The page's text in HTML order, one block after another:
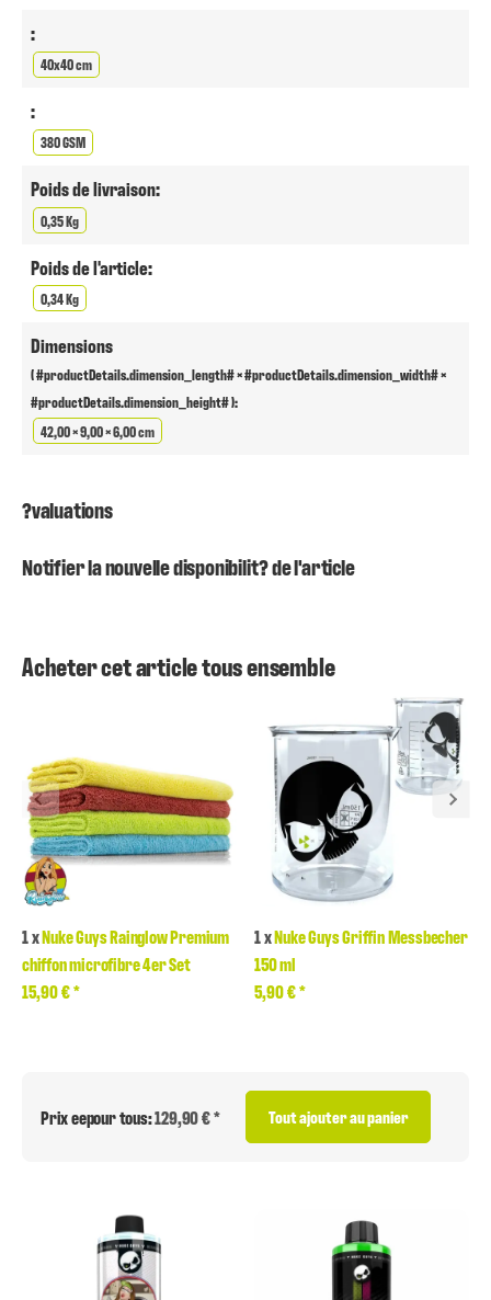
:
40x40 cm
:
380 GSM
Poids de livraison:
0,35 Kg
Poids de l'article:
0,34 Kg
Dimensions
( #productDetails.dimension_length# × #productDetails.dimension_width# ×
#productDetails.dimension_height# ):
42,00 × 9,00 × 6,00 cm
?valuations
Notifier la nouvelle disponibilit? de l'article
Acheter cet article tous ensemble
1xNuke Guys Rainglow Premium
chiffon microfibre 4er Set
15,90 €*
1xNuke Guys Griffin Messbecher
150 ml
5,90 €*
Prix eepour tous:129,90 € * Tout ajouter au panier